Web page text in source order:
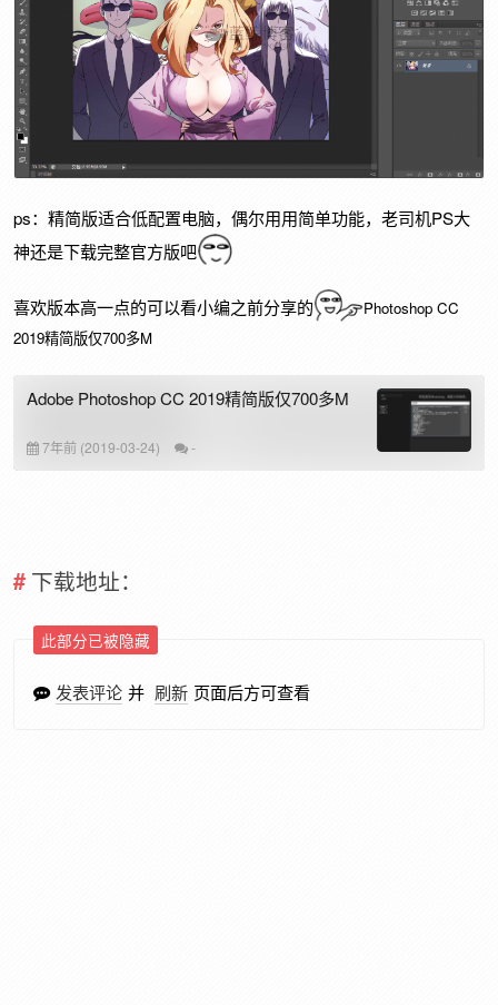
ps：精简版适合低配置电脑，偶尔用用简单功能，老司机PS大
神还是下载完整官方版吧
喜欢版本高一点的可以看小编之前分享的
Photoshop CC
2019精简版仅700多M
Adobe Photoshop CC 2019精简版仅700多M
7年前 (2019-03-24) -
下载地址：
此部分已被隐藏
发表评论 并 刷新 页面后方可查看